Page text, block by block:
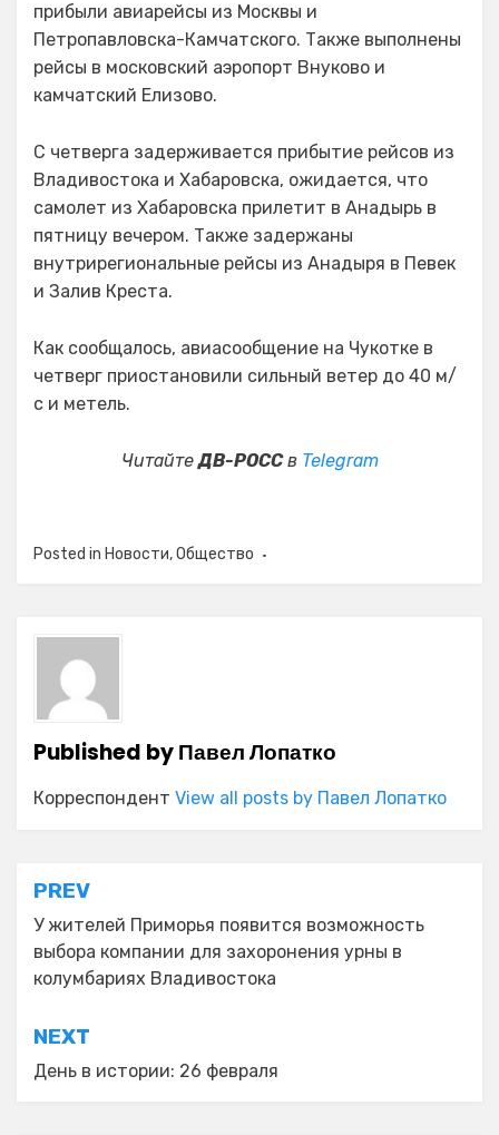
прибыли авиарейсы из Москвы и
Петропавловска-Камчатского. Также выполнены
рейсы в московский аэропорт Внуково и
камчатский Елизово.
С четверга задерживается прибытие рейсов из
Владивостока и Хабаровска, ожидается, что
самолет из Хабаровска прилетит в Анадырь в
пятницу вечером. Также задержаны
внутрирегиональные рейсы из Анадыря в Певек
и Залив Креста.
Как сообщалось, авиасообщение на Чукотке в
четверг приостановили сильный ветер до 40 м/
с и метель.
ЧитайтеДВ-РОССв Telegram
Posted in Новости,Общество
Published byПавел Лопатко
Корреспондент View all posts by Павел Лопатко
Навигация
по
записям
PREV
У жителей Приморья появится возможность
выбора компании для захоронения урны в
колумбариях Владивостока
NEXT
День в истории: 26 февраля